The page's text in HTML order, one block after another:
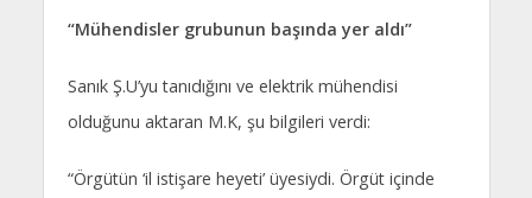
“Mühendisler grubunun başında yer aldı”
Sanık Ş.U’yu tanıdığını ve elektrik mühendisi
olduğunu aktaran M.K, şu bilgileri verdi:
“Örgütün ‘il istişare heyeti’ üyesiydi. Örgüt içinde